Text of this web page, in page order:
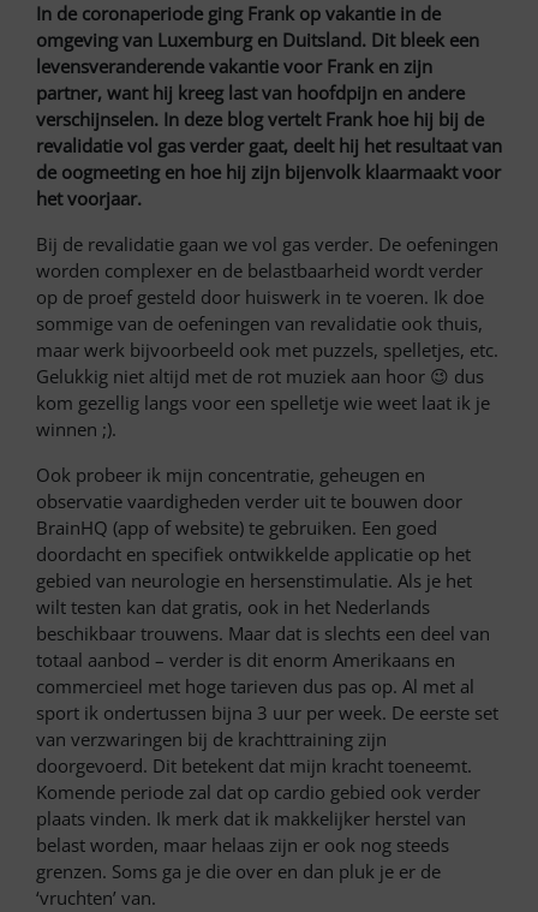
In de coronaperiode ging Frank op vakantie in de
omgeving van Luxemburg en Duitsland. Dit bleek een
levensveranderende vakantie voor Frank en zijn
partner, want hij kreeg last van hoofdpijn en andere
verschijnselen. In deze blog vertelt Frank hoe hij bij de
revalidatie vol gas verder gaat, deelt hij het resultaat van
de oogmeeting en hoe hij zijn bijenvolk klaarmaakt voor
het voorjaar.
Bij de revalidatie gaan we vol gas verder. De oefeningen
worden complexer en de belastbaarheid wordt verder
op de proef gesteld door huiswerk in te voeren. Ik doe
sommige van de oefeningen van revalidatie ook thuis,
maar werk bijvoorbeeld ook met puzzels, spelletjes, etc.
Gelukkig niet altijd met de rot muziek aan hoor 😉 dus
kom gezellig langs voor een spelletje wie weet laat ik je
winnen ;).
Ook probeer ik mijn concentratie, geheugen en
observatie vaardigheden verder uit te bouwen door
BrainHQ (app of website) te gebruiken. Een goed
doordacht en specifiek ontwikkelde applicatie op het
gebied van neurologie en hersenstimulatie. Als je het
wilt testen kan dat gratis, ook in het Nederlands
beschikbaar trouwens. Maar dat is slechts een deel van
totaal aanbod – verder is dit enorm Amerikaans en
commercieel met hoge tarieven dus pas op. Al met al
sport ik ondertussen bijna 3 uur per week. De eerste set
van verzwaringen bij de krachttraining zijn
doorgevoerd. Dit betekent dat mijn kracht toeneemt.
Komende periode zal dat op cardio gebied ook verder
plaats vinden. Ik merk dat ik makkelijker herstel van
belast worden, maar helaas zijn er ook nog steeds
grenzen. Soms ga je die over en dan pluk je er de
‘vruchten’ van.